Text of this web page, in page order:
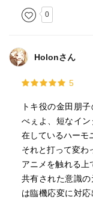
意地悪。
頂上に着くと、
喫茶店の屋根でバ
かかると言う。そ
を呼ぶための方
その後無事に、
4話は、砂漠地方
そんなところにス
彼女のおかげ（
ら離れることが出
スナネコの住処
返しの熱を回避す
0
Holonさん
5
トキ役の金田朋
べぇよ、短なイ
在しているハーモ
それと打って変わ
アニメを触れる上
共有された意識
は臨機応変に対